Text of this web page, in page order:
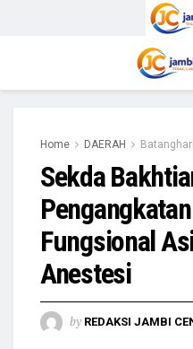
Home DAERAH Batanghari
Sekda
Fungsional
Anestesi
by REDAKSI JAMBI